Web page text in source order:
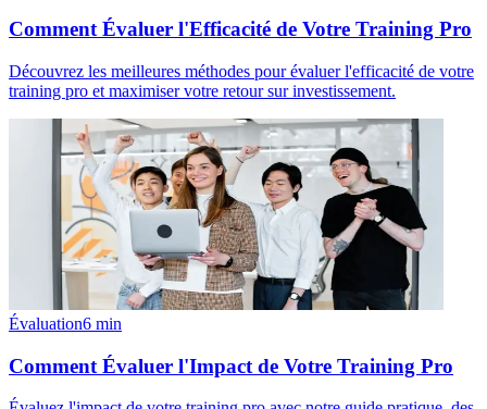
Comment Évaluer l'Efficacité de Votre Training Pro
Découvrez les meilleures méthodes pour évaluer l'efficacité de votre
training pro et maximiser votre retour sur investissement.
Évaluation6 min
Comment Évaluer l'Impact de Votre Training Pro